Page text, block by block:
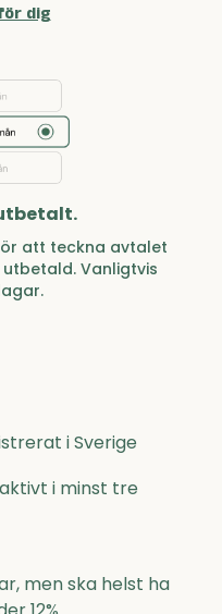
dig
att teckna avtalet
Vanligtvis
i Sverige
i minst tre
men ska helst ha